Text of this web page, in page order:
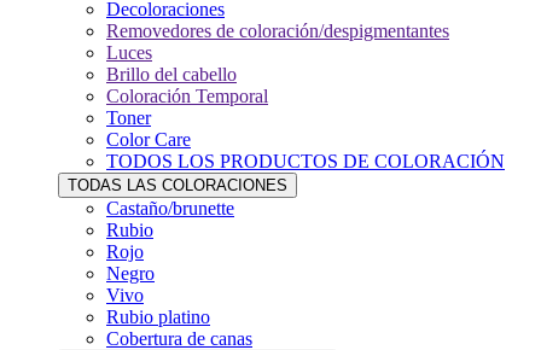
Decoloraciones
Removedores de coloración/despigmentantes
Luces
Brillo del cabello
Coloración Temporal
Toner
Color Care
TODOS LOS PRODUCTOS DE COLORACIÓN
TODAS LAS COLORACIONES
Castaño/brunette
Rubio
Rojo
Negro
Vivo
Rubio platino
Cobertura de canas